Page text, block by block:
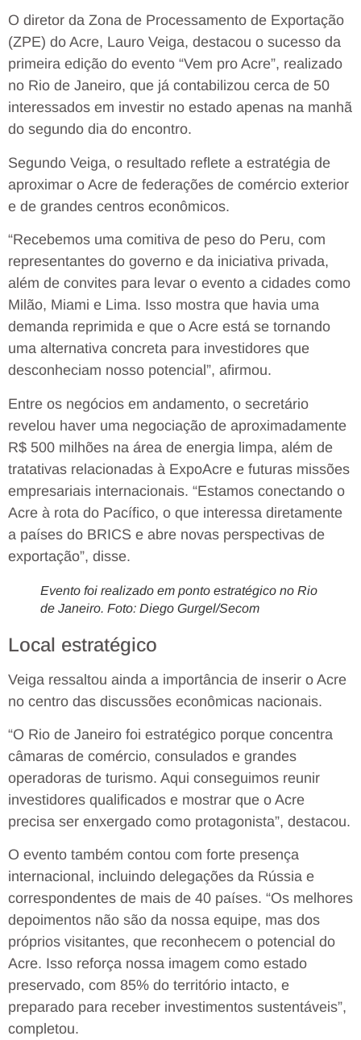
O diretor da Zona de Processamento de Exportação
(ZPE) do Acre, Lauro Veiga, destacou o sucesso da
primeira edição do evento “Vem pro Acre”, realizado
no Rio de Janeiro, que já contabilizou cerca de 50
interessados em investir no estado apenas na manhã
do segundo dia do encontro.
Segundo Veiga, o resultado reflete a estratégia de
aproximar o Acre de federações de comércio exterior
e de grandes centros econômicos.
“Recebemos uma comitiva de peso do Peru, com
representantes do governo e da iniciativa privada,
além de convites para levar o evento a cidades como
Milão, Miami e Lima. Isso mostra que havia uma
demanda reprimida e que o Acre está se tornando
uma alternativa concreta para investidores que
desconheciam nosso potencial”, afirmou.
Entre os negócios em andamento, o secretário
revelou haver uma negociação de aproximadamente
R$ 500 milhões na área de energia limpa, além de
tratativas relacionadas à ExpoAcre e futuras missões
empresariais internacionais. “Estamos conectando o
Acre à rota do Pacífico, o que interessa diretamente
a países do BRICS e abre novas perspectivas de
exportação”, disse.
Evento foi realizado em ponto estratégico no Rio
de Janeiro. Foto: Diego Gurgel/Secom
Local estratégico
Veiga ressaltou ainda a importância de inserir o Acre
no centro das discussões econômicas nacionais.
“O Rio de Janeiro foi estratégico porque concentra
câmaras de comércio, consulados e grandes
operadoras de turismo. Aqui conseguimos reunir
investidores qualificados e mostrar que o Acre
precisa ser enxergado como protagonista”, destacou.
O evento também contou com forte presença
internacional, incluindo delegações da Rússia e
correspondentes de mais de 40 países. “Os melhores
depoimentos não são da nossa equipe, mas dos
próprios visitantes, que reconhecem o potencial do
Acre. Isso reforça nossa imagem como estado
preservado, com 85% do território intacto, e
preparado para receber investimentos sustentáveis”,
completou.